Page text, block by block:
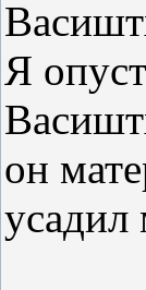
Я
он
усадил